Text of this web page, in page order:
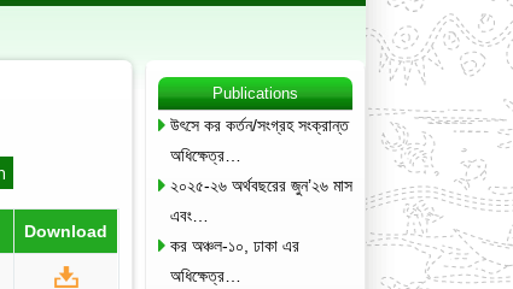
Download
Publications
উৎসে কর কর্তন/সংগ্রহ সংক্রান্ত
অধিক্ষেত্র…
২০২৫-২৬ অর্থবছরের জুন’২৬ মাস
এবং…
কর অঞ্চল-১০, ঢাকা এর
অধিক্ষেত্র…